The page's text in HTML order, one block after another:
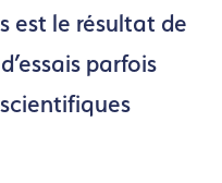
est le résultat de
parfois